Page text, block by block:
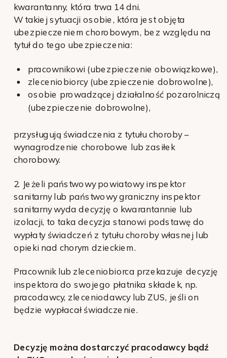
kwarantanny, która trwa 14 dni.
W takiej sytuacji osobie, która jest objęta
ubezpieczeniem chorobowym, bez względu na
tytuł do tego ubezpieczenia:
pracownikowi (ubezpieczenie obowiązkowe),
zleceniobiorcy (ubezpieczenie dobrowolne),
osobie prowadzącej działalność pozarolniczą
(ubezpieczenie dobrowolne),
przysługują świadczenia z tytułu choroby –
wynagrodzenie chorobowe lub zasiłek
chorobowy.
2. Jeżeli państwowy powiatowy inspektor
sanitarny lub państwowy graniczny inspektor
sanitarny wyda decyzję o kwarantannie lub
izolacji, to taka decyzja stanowi podstawę do
wypłaty świadczeń z tytułu choroby własnej lub
opieki nad chorym dzieckiem.
Pracownik lub zleceniobiorca przekazuje decyzję
inspektora do swojego płatnika składek, np.
pracodawcy, zleceniodawcy lub ZUS, jeśli on
będzie wypłacał świadczenie.
Decyzję można dostarczyć pracodawcy bądź